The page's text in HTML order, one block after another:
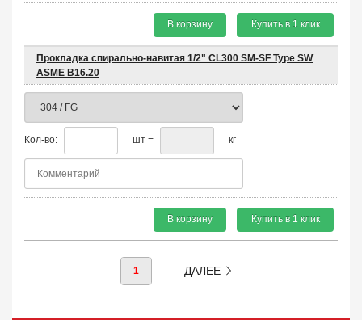
В корзину Купить в 1 клик
Прокладка спирально-навитая 1/2" CL300 SM-SF Type SW
ASME B16.20
Кол-во: шт = кг
В корзину Купить в 1 клик
1 ДАЛЕЕ